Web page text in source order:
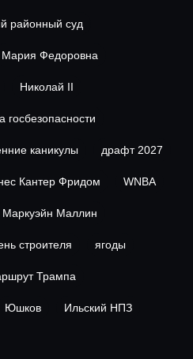
районный суд
Мария Федоровна
Николай II
госбезопасности
каникулы драфт 2027
Кантер Фридом WNBA
Маркуэйн Маллин
строителя ягоды
Трампа
Юшков Ильский НПЗ